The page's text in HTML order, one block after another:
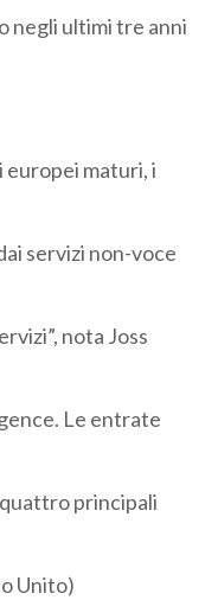
negli ultimi tre anni
maturi, i
servizi non-voce
nota Joss
Le entrate
principali
Unito)